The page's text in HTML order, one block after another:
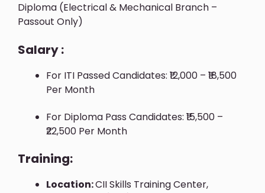
Diploma (Electrical & Mechanical Branch –
Passout Only)
Salary :
For ITI Passed Candidates: ₹12,000 – ₹18,500
Per Month
For Diploma Pass Candidates: ₹15,500 –
₹22,500 Per Month
Training:
Location:CII Skills Training Center,